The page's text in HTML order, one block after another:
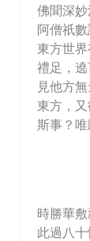
佛聞深
阿僧祇
東方世
禮足，
見他方
東方，
斯事？唯
時勝華
此過八